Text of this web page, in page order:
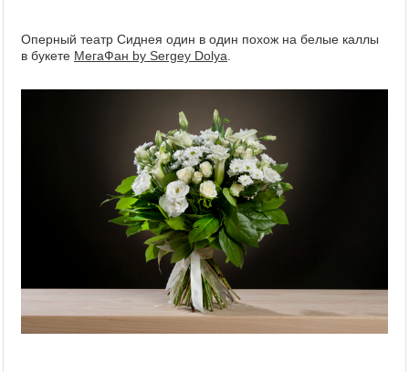
Оперный театр Сиднея один в один похож на белые каллы
в букете МегаФан by Sergey Dolya